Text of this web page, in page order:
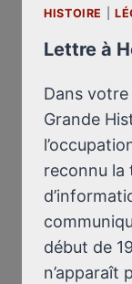
HISTOIRE
Lettre à
Dans
Grande
reconnu la
début de
n’apparaît